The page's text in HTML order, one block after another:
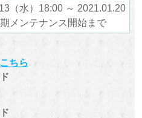
（水）18:00 ～ 2021.01.20
期メンテナンス開始まで
こちら